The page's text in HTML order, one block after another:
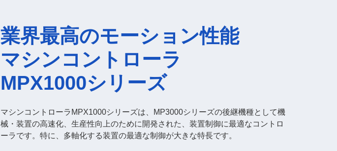
業界最高のモーション性能
マシンコントローラ
MPX1000シリーズ
マシンコントローラMPX1000シリーズは、MP3000シリーズの後継機種として機
械・装置の高速化、生産性向上のために開発された、装置制御に最適なコントロ
ーラです。特に、多軸化する装置の最適な制御が大きな特長です。